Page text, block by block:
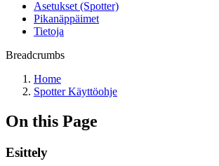
Asetukset (Spotter)
Pikanäppäimet
Tietoja
Breadcrumbs
Home
Spotter Käyttöohje
On this Page
Esittely